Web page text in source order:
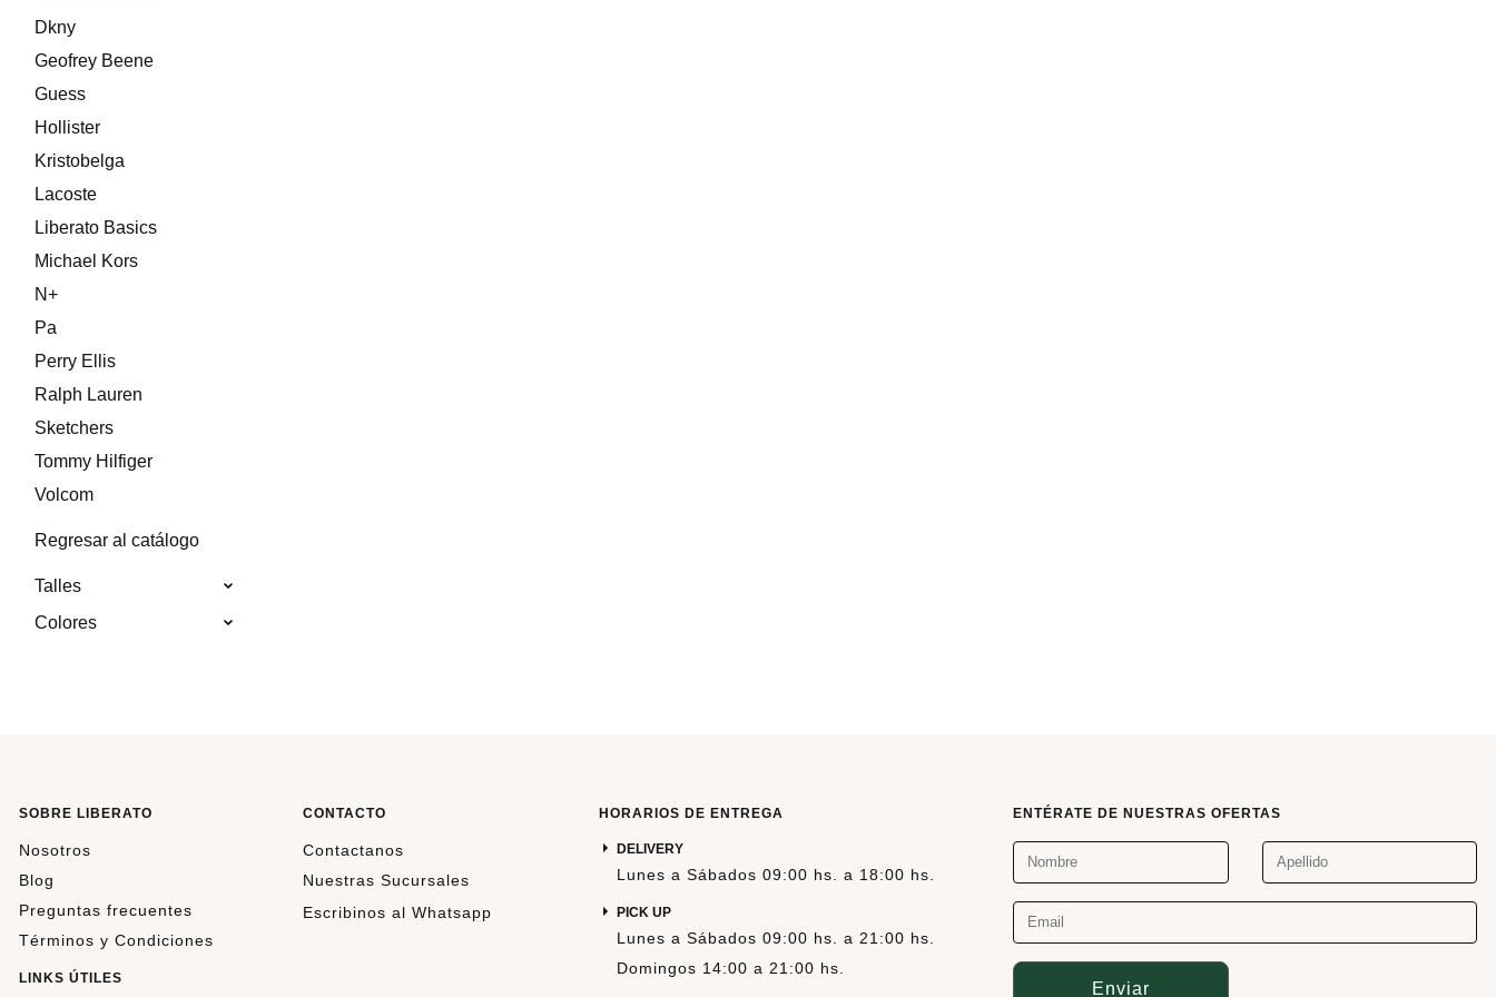
Dkny
Geofrey Beene
Guess
Hollister
Kristobelga
Lacoste
Liberato Basics
Michael Kors
N+
Pa
Perry Ellis
Ralph Lauren
Sketchers
Tommy Hilfiger
Volcom
Regresar al catálogo
Talles
Colores
SOBRE LIBERATO
Nosotros
Blog
Preguntas frecuentes
Términos y Condiciones
LINKS ÚTILES
CONTACTO
Contactanos
Nuestras Sucursales
Escribinos al Whatsapp
HORARIOS DE ENTREGA
DELIVERY
Lunes a Sábados 09:00 hs. a 18:00 hs.
PICK UP
Lunes a Sábados 09:00 hs. a 21:00 hs.
Domingos 14:00 a 21:00 hs.
ENTÉRATE DE NUESTRAS OFERTAS
Enviar